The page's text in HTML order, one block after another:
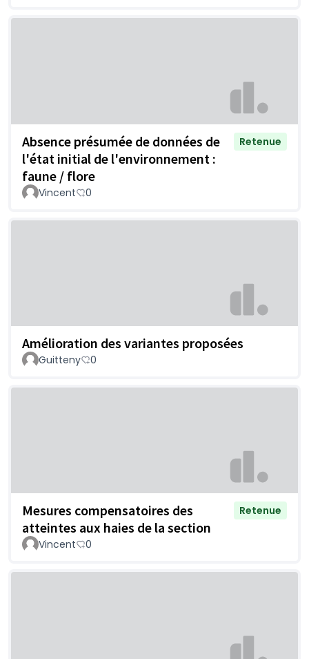
Absence présumée de données de
l'état initial de l'environnement :
faune / flore
Retenue
Vincent 0
Amélioration des variantes proposées
Guitteny 0
Mesures compensatoires des
atteintes aux haies de la section
Retenue
Vincent 0